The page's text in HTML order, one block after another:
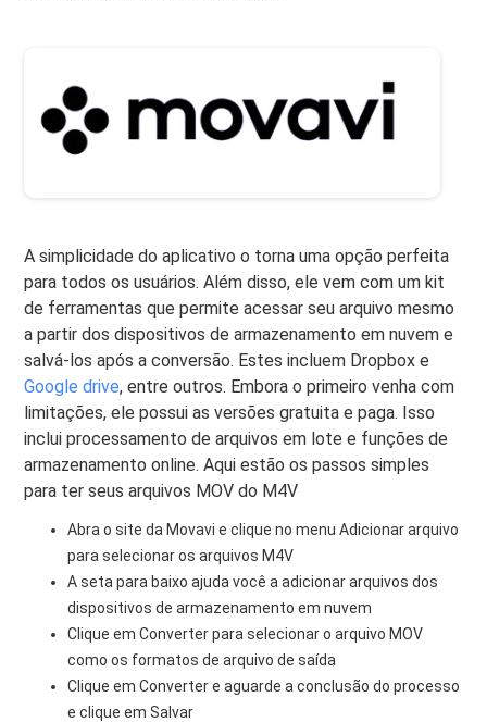
A simplicidade do aplicativo o torna uma opção perfeita
para todos os usuários. Além disso, ele vem com um kit
de ferramentas que permite acessar seu arquivo mesmo
a partir dos dispositivos de armazenamento em nuvem e
salvá-los após a conversão. Estes incluem Dropbox e
Google drive, entre outros. Embora o primeiro venha com
limitações, ele possui as versões gratuita e paga. Isso
inclui processamento de arquivos em lote e funções de
armazenamento online. Aqui estão os passos simples
para ter seus arquivos MOV do M4V
Abra o site da Movavi e clique no menu Adicionar arquivo
para selecionar os arquivos M4V
A seta para baixo ajuda você a adicionar arquivos dos
dispositivos de armazenamento em nuvem
Clique em Converter para selecionar o arquivo MOV
como os formatos de arquivo de saída
Clique em Converter e aguarde a conclusão do processo
e clique em Salvar